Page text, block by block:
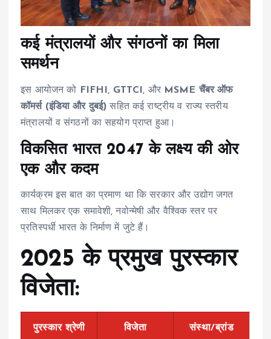
कई मंत्रालयों और संगठनों का मिला
समर्थन
इस आयोजन को FIFHI , GTTCI , और MSME चैंबर ऑफ
कॉमर्स (इंडिया और दुबई) सहित कई राष्ट्रीय व राज्य स्तरीय
मंत्रालयों व संगठनों का सहयोग प्राप्त हुआ।
विकसित भारत 2047 के लक्ष्य की ओर
एक और कदम
कार्यक्रम इस बात का प्रमाण था कि सरकार और उद्योग जगत
साथ मिलकर एक समावेशी, नवोन्मेषी और वैश्विक स्तर पर
प्रतिस्पर्धी भारत के निर्माण में जुटे हैं।
2025 के प्रमुख पुरस्कार
विजेता:
पुरस्कार श्रेणी विजेता संस्था/ब्रांड